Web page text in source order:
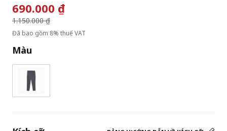
690.000 ₫Giá giảm từ
1.150.000 ₫
đến
Đã bao gồm 8% thuế VAT
Màu